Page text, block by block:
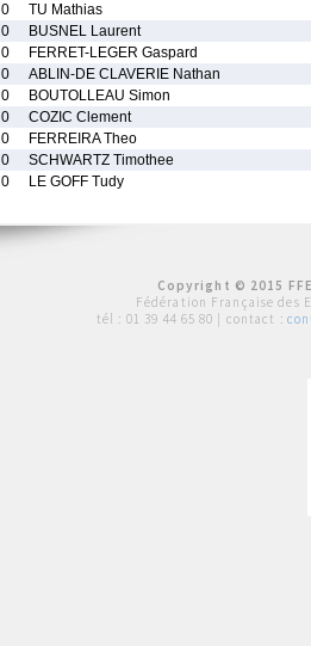
0
TU Mathias
0
BUSNEL Laurent
0
FERRET-LEGER Gaspard
0
ABLIN-DE CLAVERIE Nathan
0
BOUTOLLEAU Simon
0
COZIC Clement
0
FERREIRA Theo
0
SCHWARTZ Timothee
0 LE GOFF Tudy
Copyright © 2015
Fédération Française des
tél : 01 39 44 65 80 | contact :